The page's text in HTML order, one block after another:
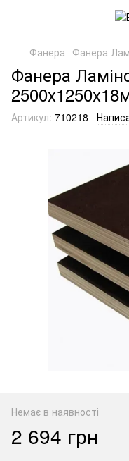
Фанера Фанера
Фанера
Артикул: 710218
Немає в наявності
2 694 грн